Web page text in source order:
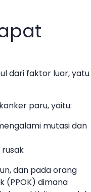
dari faktor luar, yatu
paru, yaitu:
mutasi dan
dan pada orang
(PPOK) dimana